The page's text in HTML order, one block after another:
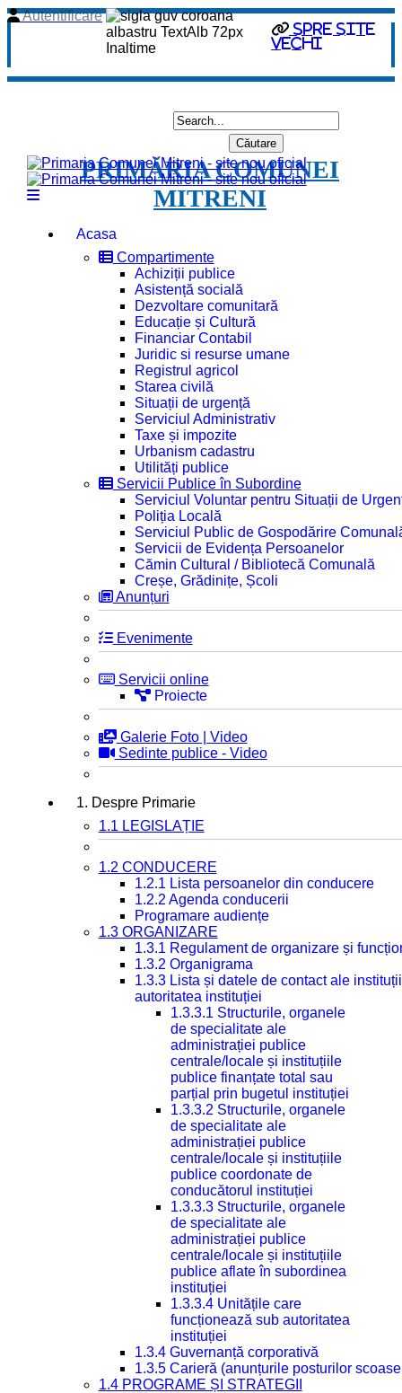
spre site
vechi
Autentificare
PRIMĂRIA COMUNEI
MITRENI
Acasa
Compartimente
Achiziții publice
Asistență socială
Dezvoltare comunitară
Educație și Cultură
Financiar Contabil
Juridic si resurse umane
Registrul agricol
Starea civilă
Situații de urgență
Serviciul Administrativ
Taxe și impozite
Urbanism cadastru
Utilități publice
Servicii Publice în Subordine
Serviciul Voluntar pentru Situații de
Poliția Locală
Serviciul Public de Gospodărire
Servicii de Evidența Persoanelor
Cămin Cultural / Bibliotecă Comunală
Creșe, Grădinițe, Școli
Anunțuri
Evenimente
Servicii online
Proiecte
Galerie Foto | Video
Sedinte publice - Video
1. Despre Primarie
1.1 LEGISLAȚIE
1.2 CONDUCERE
1.2.1 Lista persoanelor din conducere
1.2.2 Agenda conducerii
Programare audiențe
1.3 ORGANIZARE
1.3.1 Regulament de organizare și
1.3.2 Organigrama
1.3.3 Lista și datele de contact ale
autoritatea instituției
1.3.3.1 Structurile, organele
de specialitate ale
administrației publice
centrale/locale și instituțiile
publice finanțate total sau
parțial prin bugetul instituției
1.3.3.2 Structurile, organele
de specialitate ale
administrației publice
centrale/locale și instituțiile
publice coordonate de
conducătorul instituției
1.3.3.3 Structurile, organele
de specialitate ale
administrației publice
centrale/locale și instituțiile
publice aflate în subordinea
instituției
1.3.3.4 Unitățile care
funcționează sub autoritatea
instituției
1.3.4 Guvernanță corporativă
1.3.5 Carieră (anunțurile posturilor
1.4 PROGRAME ȘI STRATEGII